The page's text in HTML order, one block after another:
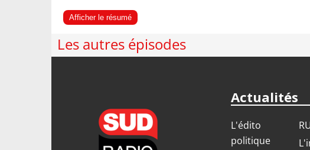
Afficher le résumé
Les autres épisodes
Actualités
L'édito
politique